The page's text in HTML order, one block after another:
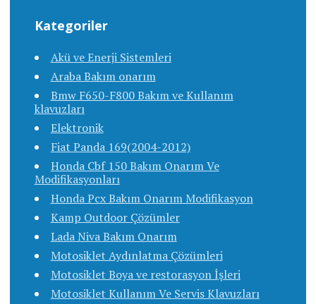
Kategoriler
Akü ve Enerji Sistemleri
Araba Bakım onarım
Bmw F650-F800 Bakım ve Kullanım
klavuzları
Elektronik
Fiat Panda 169(2004-2012)
Honda Cbf 150 Bakım Onarım Ve
Modifikasyonları
Honda Pcx Bakım Onarım Modifikasyon
Kamp Outdoor Çözümler
Lada Niva Bakım Onarım
Motosiklet Aydınlatma Çözümleri
Motosiklet Boya ve restorasyon İşleri
Motosiklet Kullanım Ve Servis Klavuzları